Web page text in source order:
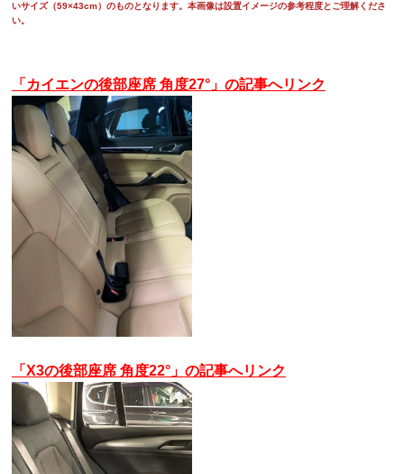
いサイズ（59×43cm）のものとなります。本画像は設置イメージの参考程度とご理解くださ
い。
「カイエンの後部座席 角度27°」の記事へリンク
「X3の後部座席 角度22°」の記事へリンク